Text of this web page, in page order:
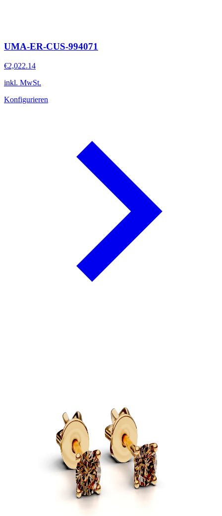
UMA-ER-CUS-994071
€2,022.14
inkl. MwSt.
Konfigurieren